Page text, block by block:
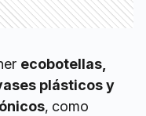
ecobotellas,
plásticos y
, como